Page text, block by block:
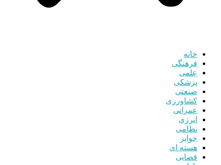
خانه
فرهنگی
علمی
پزشکی
صنعتی
کشاورزی
عمرانی
انرژی
نظامی
جوایز
هسته ای
قضایی